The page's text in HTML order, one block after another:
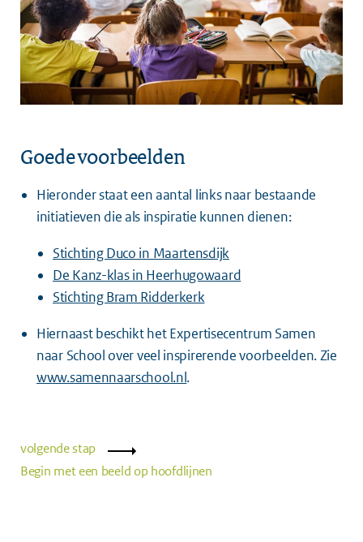
Goede voorbeelden
Hieronder staat een aantal links naar bestaande
initiatieven die als inspiratie kunnen dienen:
Stichting Duco in Maartensdijk
De Kanz-klas in Heerhugowaard
Stichting Bram Ridderkerk
Hiernaast beschikt het Expertisecentrum Samen
naar School over veel inspirerende voorbeelden. Zie
www.samennaarschool.nl.
volgende stap
Begin met een beeld op hoofdlijnen